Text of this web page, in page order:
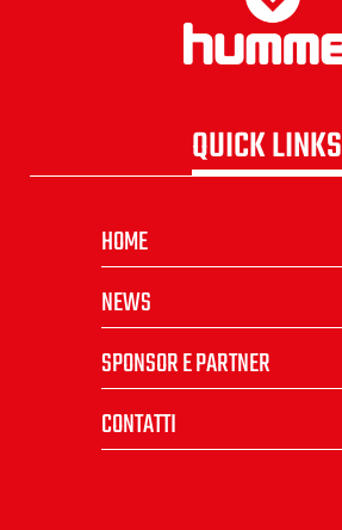
QUICK LINKS
HOME
NEWS
SPONSOR E PARTNER
CONTATTI